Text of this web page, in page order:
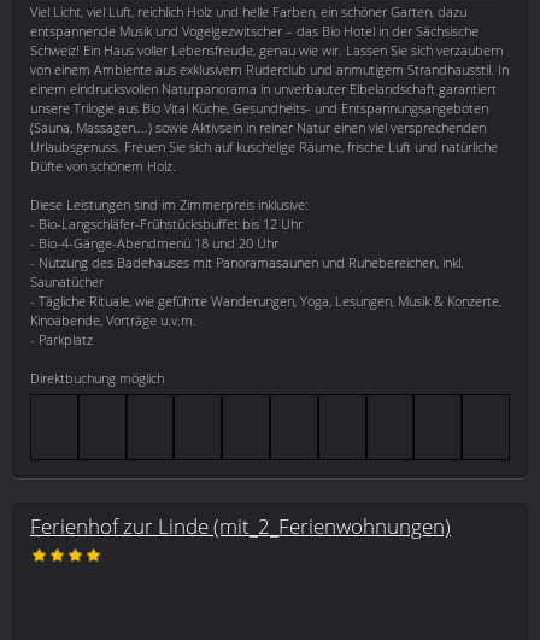
Viel Licht, viel Luft, reichlich Holz und helle Farben, ein schöner Garten, dazu
entspannende Musik und Vogelgezwitscher – das Bio Hotel in der Sächsische
Schweiz! Ein Haus voller Lebensfreude, genau wie wir. Lassen Sie sich verzaubern
von einem Ambiente aus exklusivem Ruderclub und anmutigem Strandhausstil. In
einem eindrucksvollen Naturpanorama in unverbauter Elbelandschaft garantiert
unsere Trilogie aus Bio Vital Küche, Gesundheits- und Entspannungsangeboten
(Sauna, Massagen,...) sowie Aktivsein in reiner Natur einen viel versprechenden
Urlaubsgenuss. Freuen Sie sich auf kuschelige Räume, frische Luft und natürliche
Düfte von schönem Holz.
Diese Leistungen sind im Zimmerpreis inklusive:
- Bio-Langschläfer-Frühstücksbuffet bis 12 Uhr
- Bio-4-Gänge-Abendmenü 18 und 20 Uhr
- Nutzung des Badehauses mit Panoramasaunen und Ruhebereichen, inkl.
Saunatücher
- Tägliche Rituale, wie geführte Wanderungen, Yoga, Lesungen, Musik & Konzerte,
Kinoabende, Vorträge u.v.m.
- Parkplatz
Direktbuchung möglich
Ferienhof zur Linde (mit_2_Ferienwohnungen)